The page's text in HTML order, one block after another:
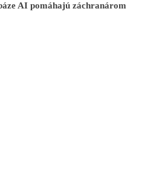
AI pomáhajú záchranárom